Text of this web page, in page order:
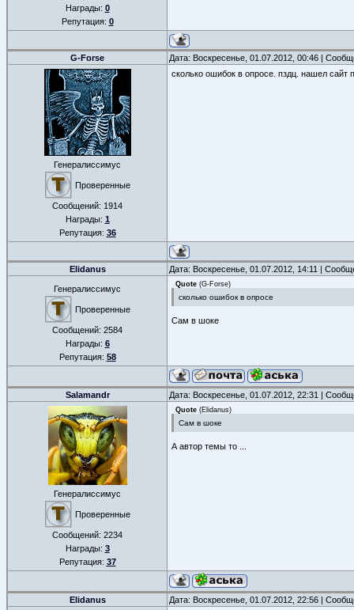
Награды: 0
Репутация: 0
G-Forse Дата: Воскресенье, 01.07.2012, 00:46 |
Генералиссимус
Проверенные
Сообщений: 1914
Награды: 1
Репутация: 36
сколько ошибок в опросе. пздц. нашел сайт
Elidanus Дата: Воскресенье, 01.07.2012, 14:11 |
Генералиссимус
Проверенные
Сообщений: 2584
Награды: 6
Репутация: 58
Quote (G-Forse)
сколько ошибок в опросе
Сам в шоке
Salamandr Дата: Воскресенье, 01.07.2012, 22:31 |
Генералиссимус
Проверенные
Сообщений: 2234
Награды: 3
Репутация: 37
Quote (Elidanus)
Сам в шоке
А автор темы то ...
Elidanus Дата: Воскресенье, 01.07.2012, 22:56 |